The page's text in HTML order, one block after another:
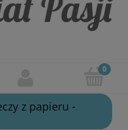
z papieru -